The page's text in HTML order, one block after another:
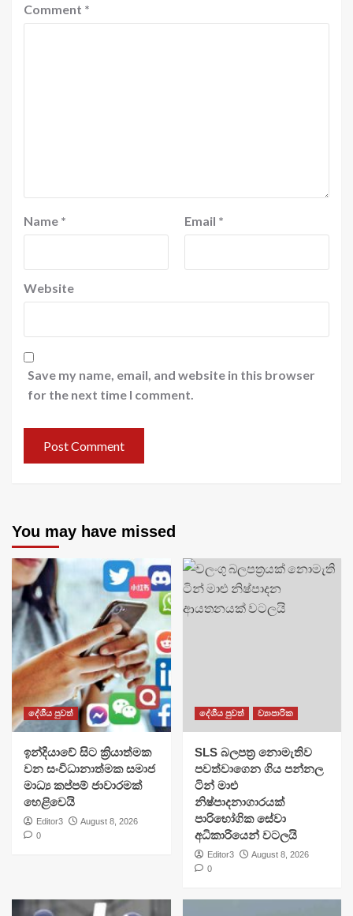
Comment *
Name * Email *
Website
Save my name, email, and website in this browser
for the next time I comment.
You may have missed
දේශීය පුවත්
​ඉන්දියාවේ සිට ක්‍රියාත්මක
වන සංවිධානාත්මක සමාජ
මාධ්‍ය කප්පම් ජාවාරමක්
හෙළිවෙයි
Editor3
August 8, 2026
0
දේශීය පුවත් ව්‍යාපාරික
SLS බලපත්‍ර නොමැතිව
පවත්වාගෙන ගිය පන්නල
ටින් මාළු
නිෂ්පාදනාගාරයක්
පාරිභෝගික සේවා
අධිකාරියෙන් වටලයි
Editor3
August 8, 2026
0